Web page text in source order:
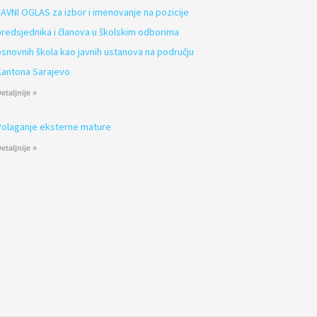
OGLAS za izbor i imenovanje na pozicije
i članova u školskim odborima
škola kao javnih ustanova na području
Sarajevo
»
eksterne mature
»